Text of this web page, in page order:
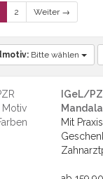
2 Weiter →
Bitte wählen
IGeL/
Mit